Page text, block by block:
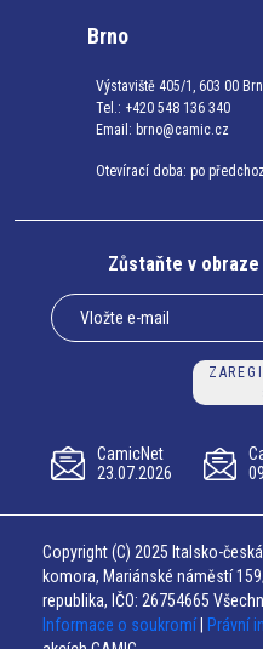
Brno
Výstaviště 405/1, 603 00
Tel.: +420 548 136 340
Email: brno@camic.cz
Otevírací doba: po
Zůstaňte v
CamicNet
23.07.2026
Copyright (C) 2025 Italsko-
komora, Mariánské náměstí
republika, IČO: 26754665
Informace o soukromí
Právní